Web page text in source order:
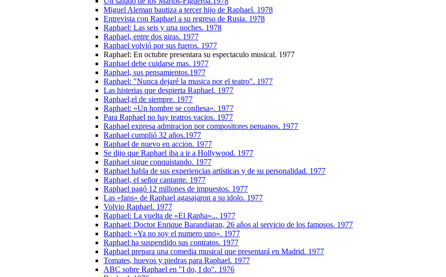
Miguel Aleman bautiza a tercer hijo de Raphael. 1978
Entrevista con Raphael a su regreso de Rusia. 1978
Raphael: Las seis y una noches. 1978
Raphael, entre dos giras. 1977
Raphael volvió por sus fueros. 1977
Raphael: En octubre presentara su espectaculo musical. 1977
Raphael debe cuidarse mas. 1977
Raphael, sus pensamientos.1977
Raphael: "Nunca dejaré la musica por el teatro". 1977
Las histerias que despierta Raphael. 1977
Raphael,el de siempre. 1977
Raphael: «Un hombre se confiesa». 1977
Para Raphael no hay teatros vacios. 1977
Raphael expresa admiracion por compositores peruanos. 1977
Raphael cumplió 32 años.1977
Raphael de nuevo en accion. 1977
Se dijo que Raphael iba a ir a Hollywood. 1977
Raphael sigue conquistando. 1977
Raphael habla de sus experiencias artísticas y de su personalidad. 1977
Raphael, el señor cantante. 1977
Raphael pagó 12 millones de impuestos. 1977
Las «fans» de Raphael agasajaron a su idolo. 1977
Volvio Raphael. 1977
Raphael: La vuelta de «El Rapha»... 1977
Raphael: Doctor Enrique Barandiaran, 26 aňos al servicio de los famosos. 1977
Raphael: «Ya no soy el numero uno». 1977
Raphael ha suspendido sus contratos. 1977
Raphael prepara una comedia musical que presentará en Madrid. 1977
Tomates, huevos y piedras para Raphael. 1977
ABC sobre Raphael en "I dо, I do". 1976